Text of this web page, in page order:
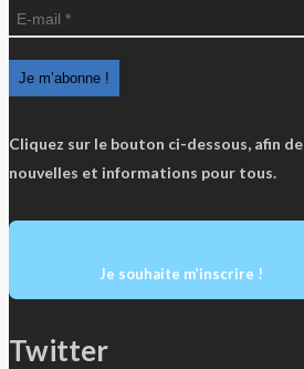
Cliquez sur le bouton ci-dessous, afin
nouvelles et informations pour tous.
Je souhaite m’inscrire !
Twitter